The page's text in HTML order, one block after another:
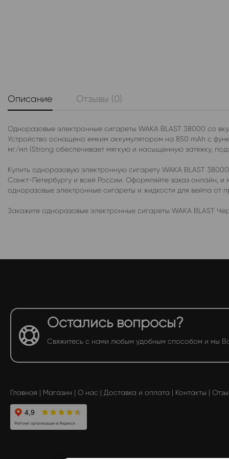
Описание Отзывы (0)
Одноразовые электронные сигареты WAKA BLAST 38000 со
Устройство оснащено емким аккумулятором на 850 mAh с
мг/мл (Strong обеспечивает мягкую и насыщенную затяжку,
Купить одноразовую электронную сигарету WAKA BLAST
Санкт-Петербургу и всей России. Оформляйте заказ онлайн,
одноразовые электронные сигареты и жидкости для вейпа от
Закажите одноразовые электронные сигареты WAKA BLAST
Остались вопросы?
Свяжитесь с нами любым удобным способом и мы
Главная | Магазин | О нас | Доставка и оплата | Контакты |